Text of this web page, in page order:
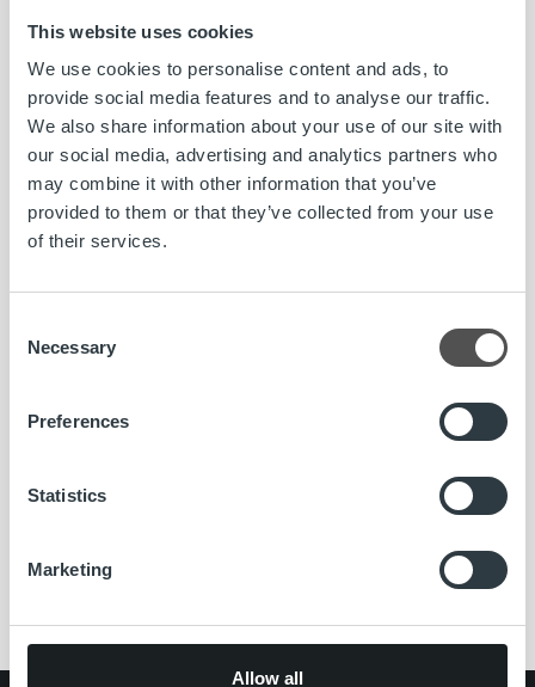
This website uses cookies
We use cookies to personalise content and ads, to
provide social media features and to analyse our traffic.
We also share information about your use of our site with
our social media, advertising and analytics partners who
may combine it with other information that you’ve
provided to them or that they’ve collected from your use
of their services.
Selection
Necessary
Preferences
Statistics
Marketing
Allow all
Lue koko ilmoitus»
Lasku on iloinen asia. Kun yritys saa myymästään tavarasta
tai palvelusta rahansa, pyörii yrityksen lisäksi koko
yhteiskunta. Meidän tehtävämme on huolehtia yritysten
000 yritystä luottaa palveluihimme. Vahvuutemme
perustuu kykyymme kasvaa ja kehittyä yksilöinä sekä
rekrytointi